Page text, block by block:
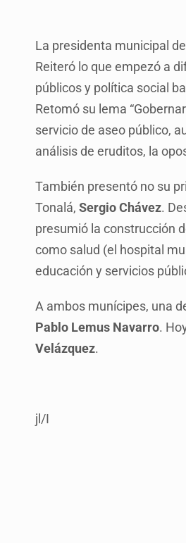
La presidenta municipal
Reiteró lo que empezó a
públicos y política social
Retomó su lema
servicio de aseo público,
análisis de eruditos, la
También presentó no su
Tonalá, Sergio Chávez.
presumió la construcción
como salud (el hospital
educación y servicios
A ambos munícipes, una
Pablo Lemus Navarro.
Velázquez.
jl/I